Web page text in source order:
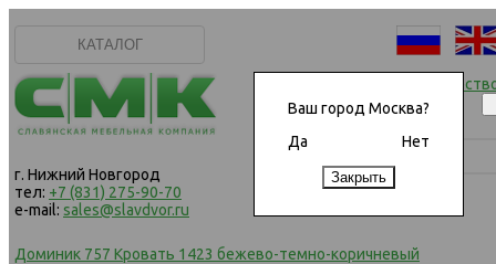
Ваш город Москва?
Да
Нет
КАТАЛОГ
г. Нижний Новгород
тел: +7 (831) 275-90-70
e-mail: sales@slavdvor.ru
Начать
Доминик 757 Кровать 1423 бежево-темно-коричневый